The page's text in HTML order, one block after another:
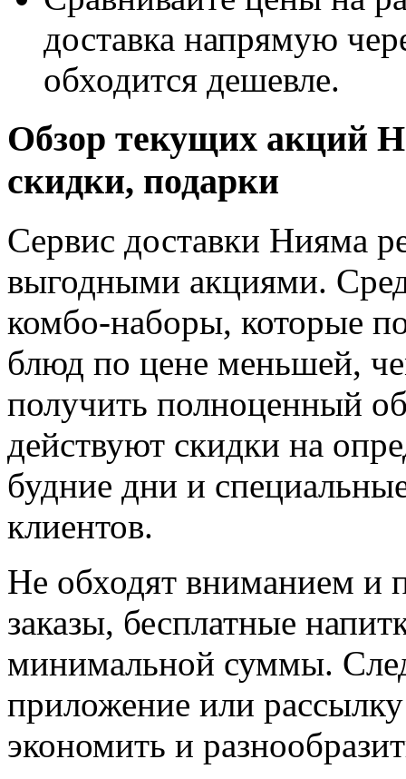
доставка напрямую
обходится дешевле.
Обзор текущих акций
скидки, подарки
Сервис доставки Нияма
выгодными акциями.
комбо-наборы, которые
блюд по цене меньшей,
получить полноценный
действуют скидки на
будние дни и
клиентов.
Не обходят вниманием и
заказы, бесплатные
минимальной суммы.
приложение или
экономить и